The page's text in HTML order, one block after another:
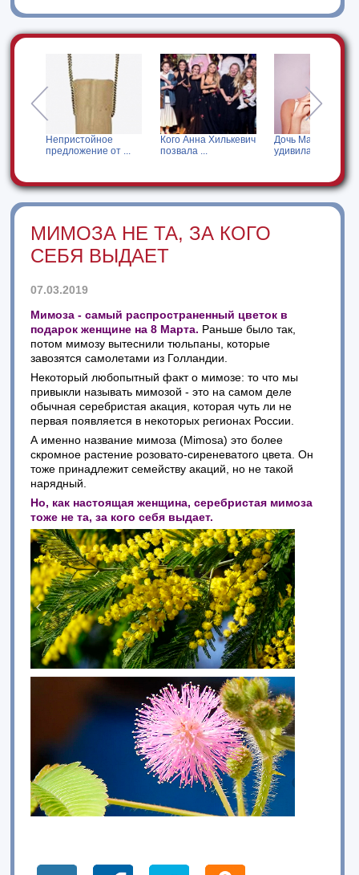
Непристойное
предложение от ...
Кого Анна Хилькевич
позвала ...
Дочь Мадонны
удивила своим ...
МИМОЗА НЕ ТА, ЗА КОГО
СЕБЯ ВЫДАЕТ
07.03.2019
Мимоза - самый распространенный цветок в
подарок женщине на 8 Марта. Раньше было так,
потом мимозу вытеснили тюльпаны, которые
завозятся самолетами из Голландии.
Некоторый любопытный факт о мимозе: то что мы
привыкли называть мимозой - это на самом деле
обычная серебристая акация, которая чуть ли не
первая появляется в некоторых регионах России.
А именно название мимоза (Mimosa) это более
скромное растение розовато-сиреневатого цвета. Он
тоже принадлежит семейству акаций, но не такой
нарядный.
Но, как настоящая женщина, серебристая мимоза
тоже не та, за кого себя выдает.